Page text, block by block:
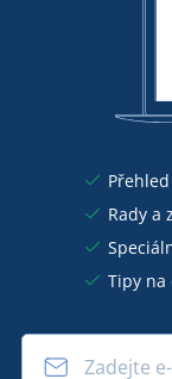
Rady a
Tipy na